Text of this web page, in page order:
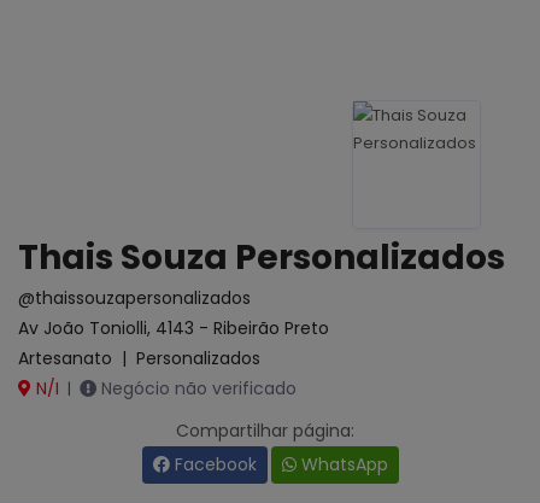
Thais Souza Personalizados
@thaissouzapersonalizados
Av João Toniolli, 4143 - Ribeirão Preto
Artesanato | Personalizados
N/I |
Negócio não verificado
Compartilhar página:
Facebook
WhatsApp